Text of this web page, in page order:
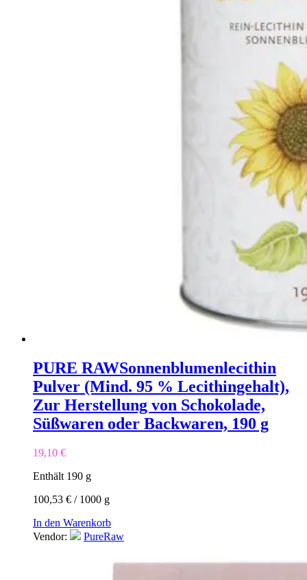
PURE RAWSonnenblumenlecithin
Pulver (Mind. 95 % Lecithingehalt),
Zur Herstellung von Schokolade,
Süßwaren oder Backwaren, 190 g
19,10 €
Enthält 190 g
100,53 € / 1000 g
In den Warenkorb
Vendor:
PureRaw